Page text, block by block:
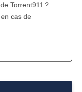
Torrent911 ?
cas de